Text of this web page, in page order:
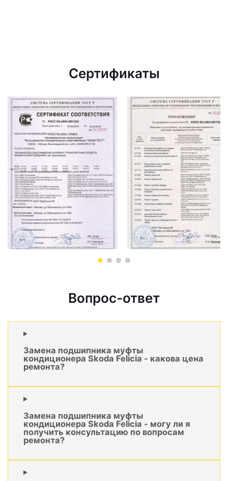
Сертификаты
Вопрос-ответ
Замена подшипника муфты
кондиционера Skoda Felicia - какова цена
ремонта?
Замена подшипника муфты
кондиционера Skoda Felicia - могу ли я
получить консультацию по вопросам
ремонта?